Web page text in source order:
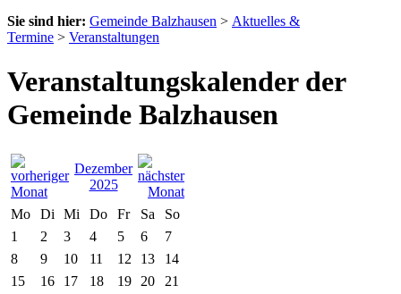
Sie sind hier: Gemeinde Balzhausen > Aktuelles &
Termine > Veranstaltungen
Veranstaltungskalender der
Gemeinde Balzhausen
Dezember
2025
Mo
Di Mi Do Fr Sa
So
1
2 3 4 5 6
7
8
9 10 11 12 13
14
15
16 17 18 19 20
21